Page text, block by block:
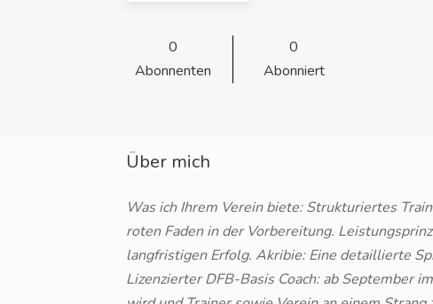
0
Abonnenten
0
Abonniert
Über mich
Was ich Ihrem Verein biete: Strukturiertes
roten Faden in der Vorbereitung.
langfristigen Erfolg. Akribie: Eine detaillierte
Lizenzierter DFB-Basis Coach: ab September